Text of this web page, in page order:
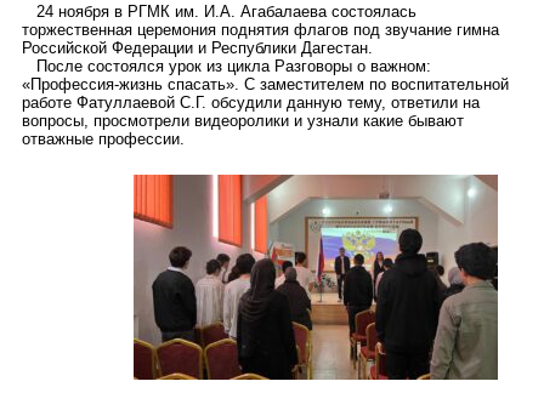
24 ноября в РГМК им. И.А. Агабалаева состоялась
торжественная церемония поднятия флагов под звучание гимна
Российской Федерации и Республики Дагестан.
После состоялся урок из цикла Разговоры о важном:
«Профессия-жизнь спасать». С заместителем по воспитательной
работе Фатуллаевой С.Г. обсудили данную тему, ответили на
вопросы, просмотрели видеоролики и узнали какие бывают
отважные профессии.